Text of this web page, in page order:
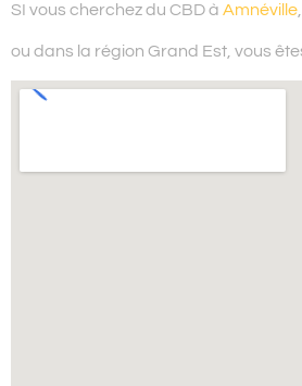
SI vous cherchez du CBD à Amnéville
ou dans la région Grand Est, vous